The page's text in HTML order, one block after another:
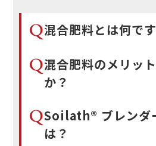
Q混合肥料とは何で
Q混合肥料のメリッ
か？
QSoilath® ブレンダ
は？